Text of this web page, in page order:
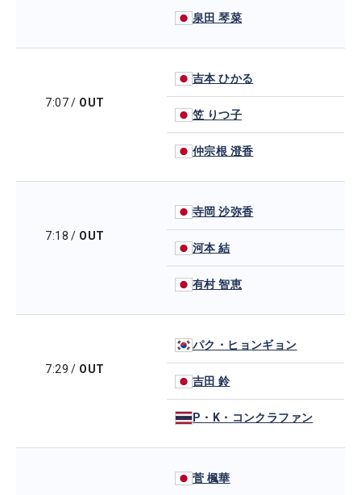
泉田 琴菜
7:07/ OUT
吉本 ひかる
笠 りつ子
仲宗根 澄香
7:18 / OUT
寺岡 沙弥香
河本 結
有村 智恵
7:29 / OUT
パク・ヒョンギョン
吉田 鈴
P・K・コンクラファン
菅 楓華